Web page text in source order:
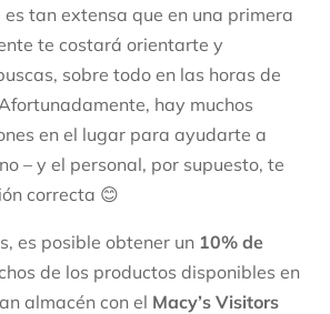
es tan extensa que en una primera
te costará orientarte y
sobre todo en las horas de
hay muchos
en el lugar para ayudarte a
– y el personal, por supuesto, te
correcta 😊
es posible obtener un 10% de
de los productos disponibles en
almacén con el Macy’s Visitors